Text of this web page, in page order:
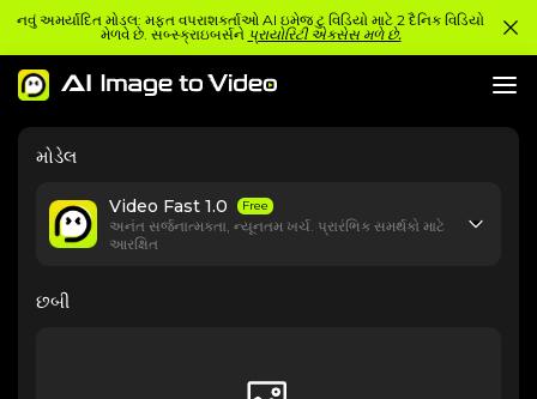
નવું અમર્યાદિત મોડલ: મફત વપરાશકર્તાઓ AI ઇમેજ ટુ વિડિયો માટે 2 દૈનિક વિડિયો
મેળવે છે. સબ્સ્ક્રાઇબર્સને પ્રાયોરિટી એક્સેસ મળે છે.
મોડેલ
Video Fast 1.0 Free
અનંત સર્જનાત્મકતા, ન્યૂનતમ ખર્ચ. પ્રારંભિક સમર્થકો માટે
આરક્ષિત
છબી